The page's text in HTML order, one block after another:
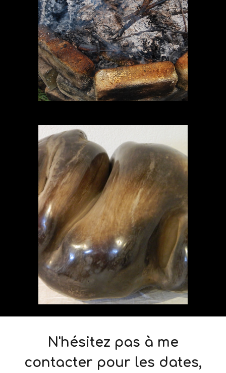
N'hésitez pas à me
contacter pour les dates,